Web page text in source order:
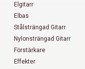
Elgitarr
Elbas
Stålsträngad Gitarr
Nylonsträngad Gitarr
Förstärkare
Effekter